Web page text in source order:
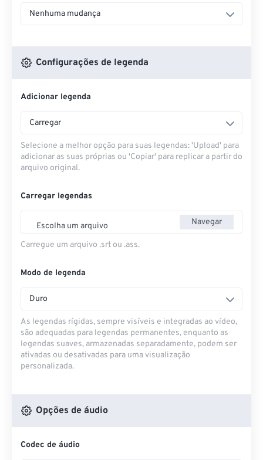
Nenhuma mudança
Configurações de legenda
Adicionar legenda
Carregar
Selecione a melhor opção para suas legendas: 'Upload' para
adicionar as suas próprias ou 'Copiar' para replicar a partir do
arquivo original.
Carregar legendas
Escolha um arquivo Navegar
Carregue um arquivo .srt ou .ass.
Modo de legenda
Duro
As legendas rígidas, sempre visíveis e integradas ao vídeo,
são adequadas para legendas permanentes, enquanto as
legendas suaves, armazenadas separadamente, podem ser
ativadas ou desativadas para uma visualização
personalizada.
Opções de áudio
Codec de áudio